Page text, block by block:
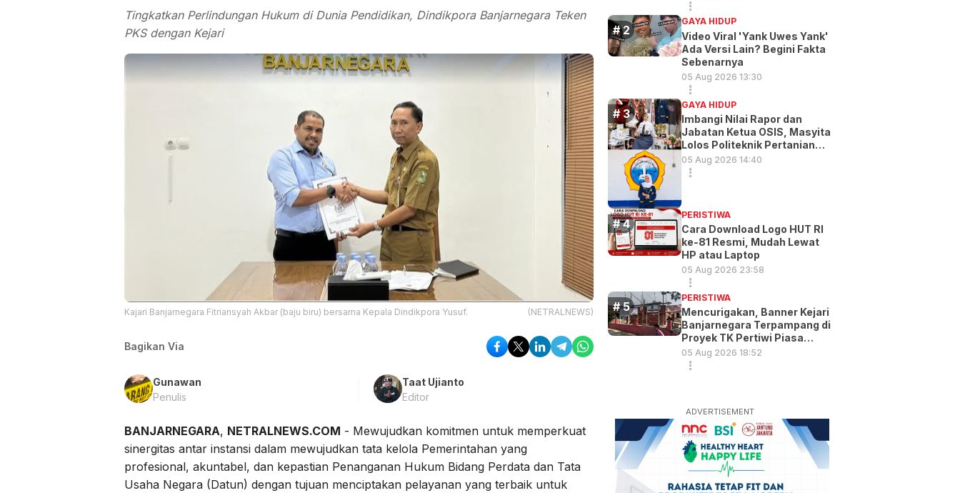
Tingkatkan Perlindungan Hukum di Dunia Pendidikan, Dindikpora Banjarnegara Teken
PKS dengan Kejari
Kajari Banjarnegara Fitriansyah Akbar (baju biru) bersama Kepala Dindikpora Yusuf. (NETRALNEWS)
Bagikan Via
Gunawan
Penulis
Taat Ujianto
Editor
BANJARNEGARA, NETRALNEWS.COM - Mewujudkan komitmen untuk memperkuat
sinergitas antar instansi dalam mewujudkan tata kelola Pemerintahan yang
profesional, akuntabel, dan kepastian Penanganan Hukum Bidang Perdata dan Tata
Usaha Negara (Datun) dengan tujuan menciptakan pelayanan yang terbaik untuk
GAYA HIDUP
Video Viral 'Yank Uwes Yank'
Ada Versi Lain? Begini Fakta
Sebenarnya
05 Aug 2026 13:30
GAYA HIDUP
Imbangi Nilai Rapor dan
Jabatan Ketua OSIS, Masyita
Lolos Politeknik Pertanian
Gowa
05 Aug 2026 14:40
PERISTIWA
Cara Download Logo HUT RI
ke-81 Resmi, Mudah Lewat
HP atau Laptop
05 Aug 2026 23:58
PERISTIWA
Mencurigakan, Banner Kejari
Banjarnegara Terpampang di
Proyek TK Pertiwi Piasa
Wetan
05 Aug 2026 18:52
ADVERTISEMENT